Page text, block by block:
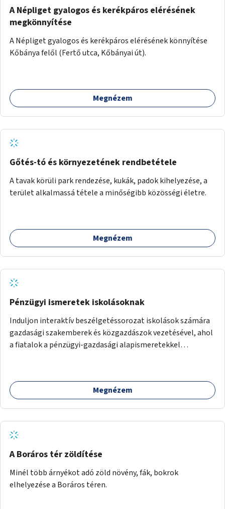
A Népliget gyalogos és kerékpáros elérésének
megkönnyítése
A Népliget gyalogos és kerékpáros elérésének könnyítése
Kőbánya felől (Fertő utca, Kőbányai út).
Megnézem
Gőtés-tó és környezetének rendbetétele
A tavak körüli park rendezése, kukák, padok kihelyezése, a
terület alkalmassá tétele a minőségibb közösségi életre.
Megnézem
Pénzügyi ismeretek iskolásoknak
Induljon interaktív beszélgetéssorozat iskolások számára
gazdasági szakemberek és közgazdászok vezetésével, ahol
a fiatalok a pénzügyi-gazdasági alapismeretekkel
számára, önkormányzati intézményben vagy külső
helyszínen iskolai együttműködéssel. A szervezést az
gyerekek bevonására is. A program pilot jelleggel indulna,
több korosztály számára.
Megnézem
A Boráros tér zöldítése
Minél több árnyékot adó zöld növény, fák, bokrok
elhelyezése a Boráros téren.